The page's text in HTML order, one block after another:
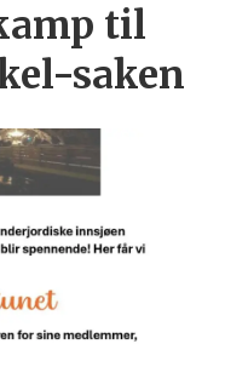
til
saken